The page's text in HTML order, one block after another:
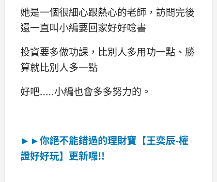
她是一個很細心跟熱心的老師，訪問完後
還一直叫小編要回家好好唸書
投資要多做功課，比別人多用功一點、勝
算就比別人多一點
好吧.....小編也會多多努力的。
►►你絕不能錯過的理財寶【王奕辰-權
證好好玩】更新囉!!